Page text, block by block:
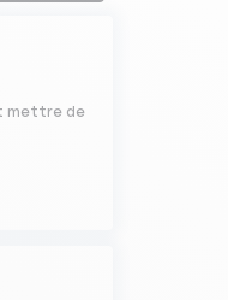
mettre de